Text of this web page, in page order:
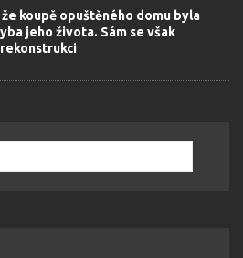
koupě opuštěného domu byla
jeho života. Sám se však